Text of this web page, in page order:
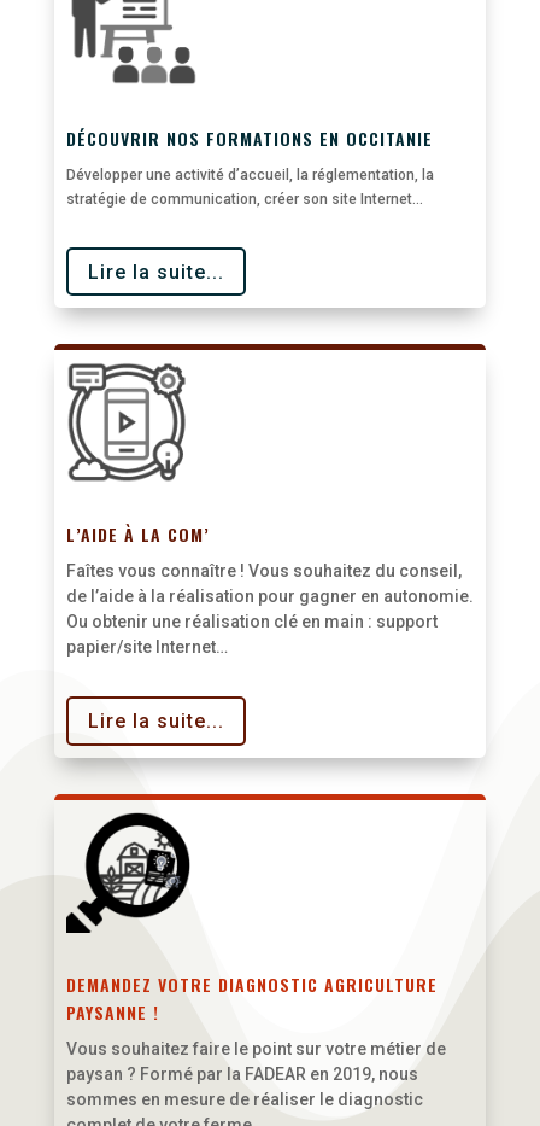
DÉCOUVRIR NOS FORMATIONS EN OCCITANIE
Développer une activité d’accueil, la réglementation, la
stratégie de communication, créer son site Internet…
Lire la suite...
L’AIDE À LA COM’
Faîtes vous connaître ! Vous souhaitez du conseil,
de l’aide à la réalisation pour gagner en autonomie.
Ou obtenir une réalisation clé en main : support
papier/site Internet…
Lire la suite...
DEMANDEZ VOTRE DIAGNOSTIC AGRICULTURE
PAYSANNE !
Vous souhaitez faire le point sur votre métier de
paysan ? Formé par la FADEAR en 2019, nous
sommes en mesure de réaliser le diagnostic